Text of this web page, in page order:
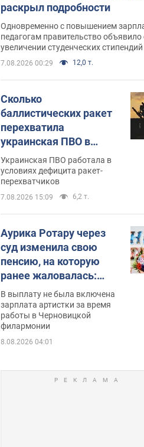
раскрыл подробности
Одновременно с повышением
педагогам правительство объявило
увеличении студенческих стипендий
7.08.2026 00:29 12,0 т.
Сколько
баллистических ракет
перехватила
украинская ПВО в
июле: в Минобороны
назвали цифру
Украинская ПВО работала в
условиях дефицита ракет-
перехватчиков
7.08.2026 15:09 6,2 т.
Аурика Ротару через
суд изменила свою
пенсию, на которую
ранее жаловалась:
сколько получала
певица
В выплату не была включена
зарплата артистки за время
работы в Черновицкой
филармонии
8.08.2026 04:01